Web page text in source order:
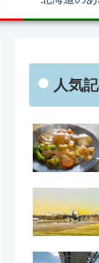
人気